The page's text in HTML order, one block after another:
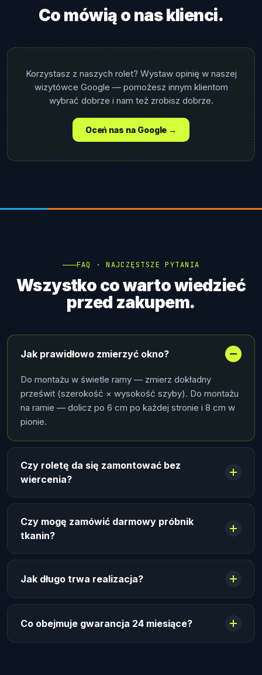
Co mówią o nas klienci.
Korzystasz z naszych rolet? Wystaw opinię w naszej
wizytówce Google — pomożesz innym klientom
wybrać dobrze i nam też zrobisz dobrze.
Oceń nas na Google →
FAQ · NAJCZĘSTSZE PYTANIA
Wszystko co warto wiedzieć
przed zakupem.
Jak prawidłowo zmierzyć okno?
Do montażu w świetle ramy — zmierz dokładny
prześwit (szerokość × wysokość szyby). Do montażu
na ramie — dolicz po 6 cm po każdej stronie i 8 cm w
pionie.
Czy roletę da się zamontować bez
wiercenia?
Czy mogę zamówić darmowy próbnik
tkanin?
Jak długo trwa realizacja?
Co obejmuje gwarancja 24 miesiące?